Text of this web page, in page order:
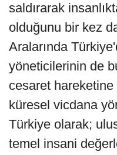
saldırarak
olduğunu bir kez
Aralarında
yöneticilerinin de
cesaret hareketine
küresel vicdana
Türkiye olarak;
temel insani